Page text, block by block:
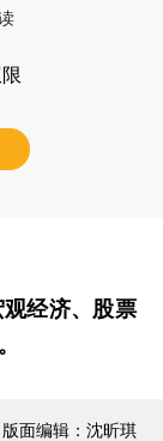
观经济、股票
面编辑：沈昕琪